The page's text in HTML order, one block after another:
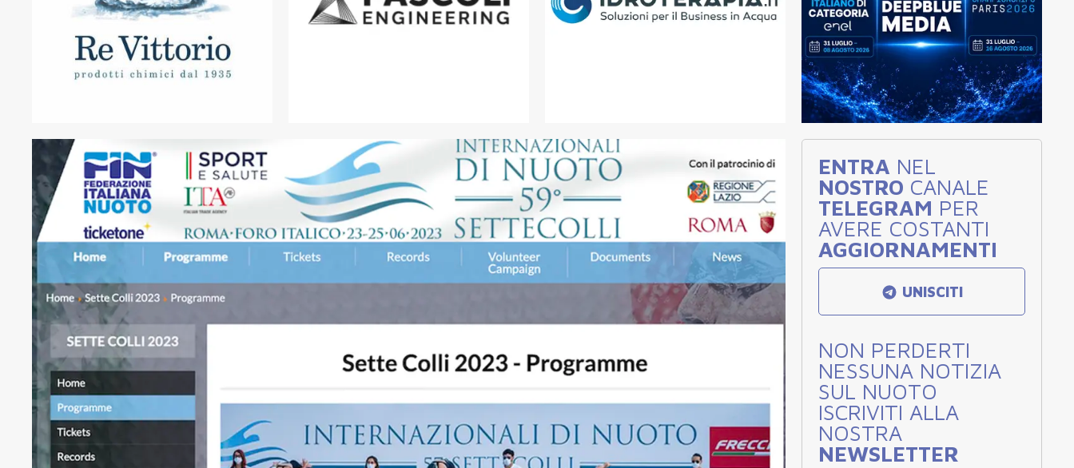
ENTRA NEL
NOSTRO CANALE
TELEGRAM PER
AVERE COSTANTI
AGGIORNAMENTI
UNISCITI
NON PERDERTI
NESSUNA NOTIZIA
SUL NUOTO
ISCRIVITI ALLA
NOSTRA
NEWSLETTER